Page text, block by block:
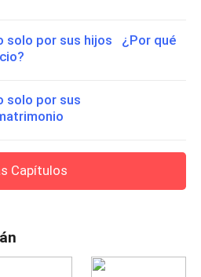
solo por sus hijos ¿Por qué
solo por sus
Capítulos